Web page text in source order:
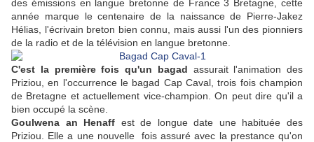
des émissions en langue bretonne de France 3 Bretagne, cette
année marque le centenaire de la naissance de Pierre-Jakez
Hélias, l'écrivain breton bien connu, mais aussi l'un des pionniers
de la radio et de la télévision en langue bretonne.
C'est la première fois qu'un bagad assurait l'animation des
Priziou, en l'occurrence le bagad Cap Caval, trois fois champion
de Bretagne et actuellement vice-champion. On peut dire qu'il a
bien occupé la scène.
Goulwena an Henaff est de longue date une habituée des
Priziou. Elle a une nouvelle fois assuré avec la prestance qu'on